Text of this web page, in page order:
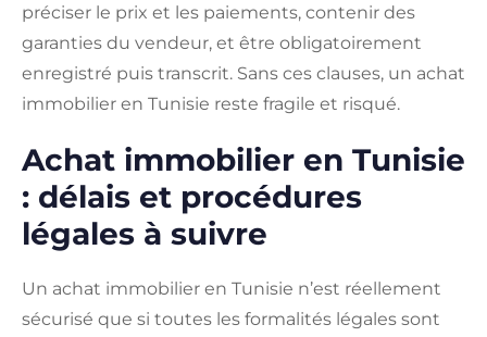
préciser le prix et les paiements, contenir des
garanties du vendeur, et être obligatoirement
enregistré puis transcrit. Sans ces clauses, un achat
immobilier en Tunisie reste fragile et risqué.
Achat immobilier en Tunisie
: délais et procédures
légales à suivre
Un achat immobilier en Tunisie n’est réellement
sécurisé que si toutes les formalités légales sont